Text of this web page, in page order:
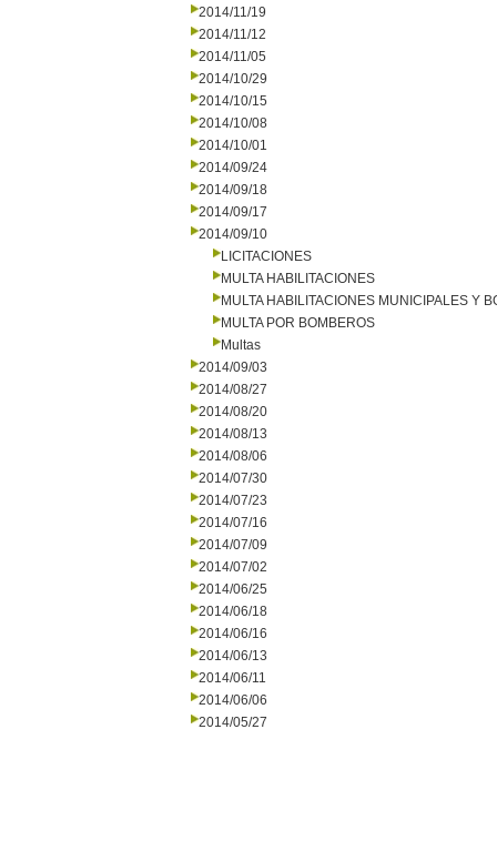
2014/11/19
2014/11/12
2014/11/05
2014/10/29
2014/10/15
2014/10/08
2014/10/01
2014/09/24
2014/09/18
2014/09/17
2014/09/10
LICITACIONES
MULTA HABILITACIONES
MULTA HABILITACIONES MUNICIPALES Y
MULTA POR BOMBEROS
Multas
2014/09/03
2014/08/27
2014/08/20
2014/08/13
2014/08/06
2014/07/30
2014/07/23
2014/07/16
2014/07/09
2014/07/02
2014/06/25
2014/06/18
2014/06/16
2014/06/13
2014/06/11
2014/06/06
2014/05/27